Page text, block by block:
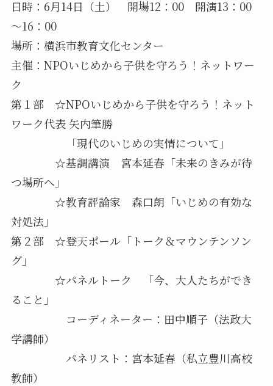
日時：6月14日（土） 開場12：00 開演13：00
～16：00
場所：横浜市教育文化センター
主催：NPOいじめから子供を守ろう！ネットワー
ク
第１部 ☆NPOいじめから子供を守ろう！ネット
ワーク代表 矢内筆勝
「現代のいじめの実情について」
☆基調講演 宮本延春「未来のきみが待
つ場所へ」
☆教育評論家 森口朗「いじめの有効な
対処法」
第２部 ☆登天ポール「トーク＆マウンテンソン
グ」
☆パネルトーク 「今、大人たちができ
ること」
コーディネーター：田中順子（法政大
学講師）
パネリスト：宮本延春（私立豊川高校
教師）